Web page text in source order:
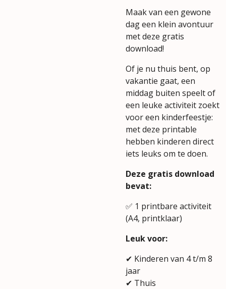
Maak van een gewone
dag een klein avontuur
met deze gratis
download!
Of je nu thuis bent, op
vakantie gaat, een
middag buiten speelt of
een leuke activiteit zoekt
voor een kinderfeestje:
met deze printable
hebben kinderen direct
iets leuks om te doen.
Deze gratis download
bevat:
✅ 1 printbare activiteit
(A4, printklaar)
Leuk voor:
✔ Kinderen van 4 t/m 8
jaar
✔ Thuis